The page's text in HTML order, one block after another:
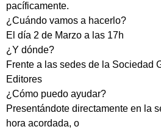
pacíficamente.
¿Cuándo vamos a hacerlo?
El día 2 de Marzo a las 17h
¿Y dónde?
Frente a las sedes de la Sociedad
Editores
¿Cómo puedo ayudar?
Presentándote directamente en la
hora acordada, o